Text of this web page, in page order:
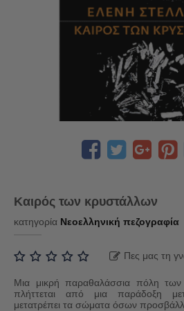
Καιρός των κρυστάλλων
κατηγορία Νεοελληνική πεζογραφία
Πες μας τη
Μια μικρή παραθαλάσσια πόλη
πλήττεται από μια παράδοξη
μετατρέπει τα σώματα όσων